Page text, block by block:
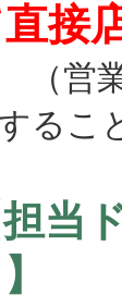
接
営業
るこ
担当